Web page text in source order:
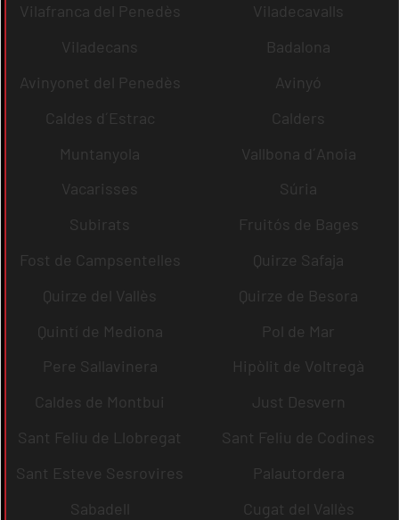
Vilafranca del Penedès
Viladecavalls
Viladecans
Badalona
Avinyonet del Penedès
Avinyó
Caldes d´Estrac
Calders
Muntanyola
Vallbona d´Anoia
Vacarisses
Súria
Subirats
Fruitós de Bages
Fost de Campsentelles
Quirze Safaja
Quirze del Vallès
Quirze de Besora
Quintí de Mediona
Pol de Mar
Pere Sallavinera
Hipòlit de Voltregà
Caldes de Montbui
Just Desvern
Sant Feliu de Llobregat
Sant Feliu de Codines
Sant Esteve Sesrovires
Palautordera
Sabadell
Cugat del Vallès